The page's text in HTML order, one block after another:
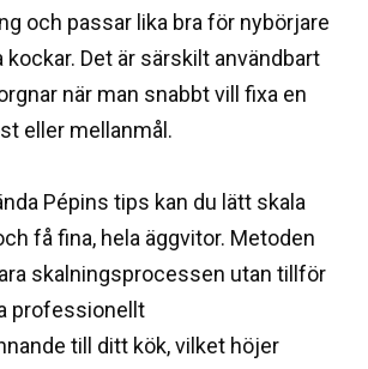
och passar lika bra för nybörjare
Det är särskilt användbart
när man snabbt vill fixa en
eller mellanmål.
Pépins tips kan du lätt skala
få fina, hela äggvitor. Metoden
skalningsprocessen utan tillför
professionellt
till ditt kök, vilket höjer